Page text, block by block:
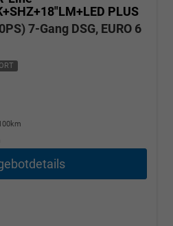
PLUS
7-Gang DSG, EURO 6